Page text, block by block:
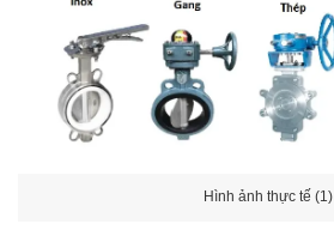
Hình ảnh thực tế (1)